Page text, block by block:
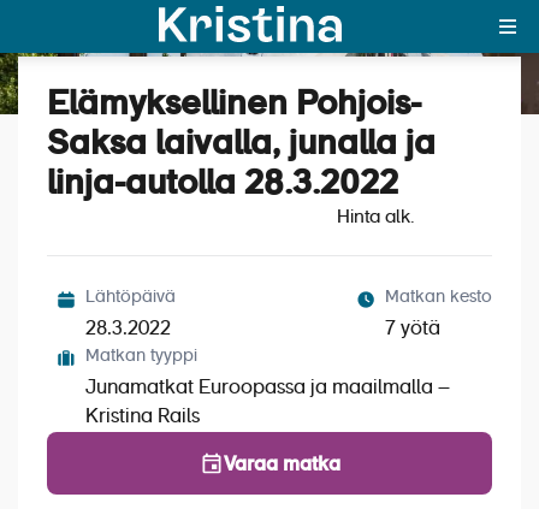
MAJAKKA-portaali
Yksin matkalle?
Suosikit
OTA YHTEYTTÄ
Kohteet
Matkatyypit
Matkakalenteri
Katso kuvat (7)
Elämyksellinen Pohjois-
Saksa laivalla, junalla ja
linja-autolla 28.3.2022
Hinta alk.
Lähtöpäivä
28.3.2022
Matkan kesto
7 yötä
Matkan tyyppi
Junamatkat Euroopassa ja maailmalla –
Kristina Rails
Varaa matka